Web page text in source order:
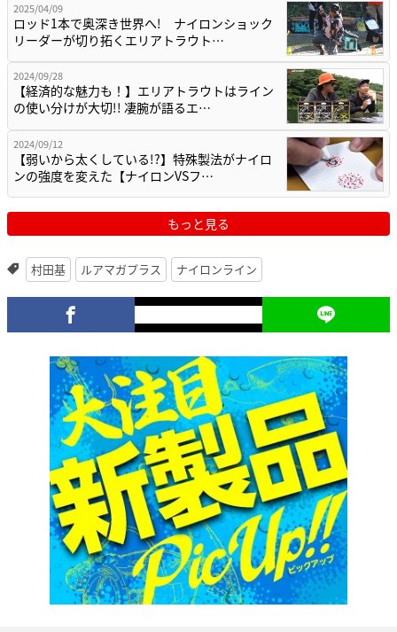
2025/04/09
ロッド1本で奥深き世界へ! ナイロンショック
リーダーが切り拓くエリアトラウト…
2024/09/28
【経済的な魅力も！】エリアトラウトはライン
の使い分けが大切!! 凄腕が語るエ…
2024/09/12
【弱いから太くしている!?】特殊製法がナイロ
ンの強度を変えた【ナイロンVSフ…
もっと見る
村田基 ルアマガプラス ナイロンライン